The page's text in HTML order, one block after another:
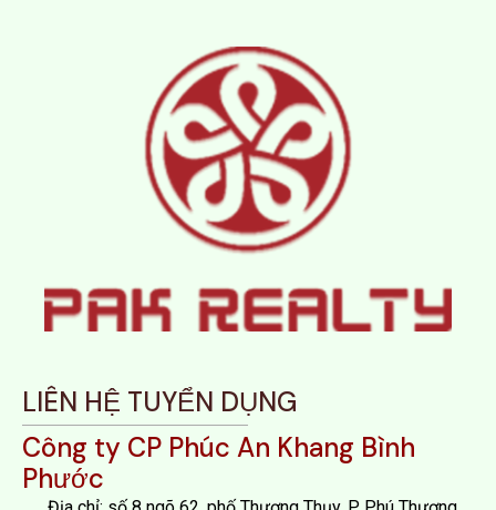
LIÊN HỆ TUYỂN DỤNG
Công ty CP Phúc An Khang Bình
Phước